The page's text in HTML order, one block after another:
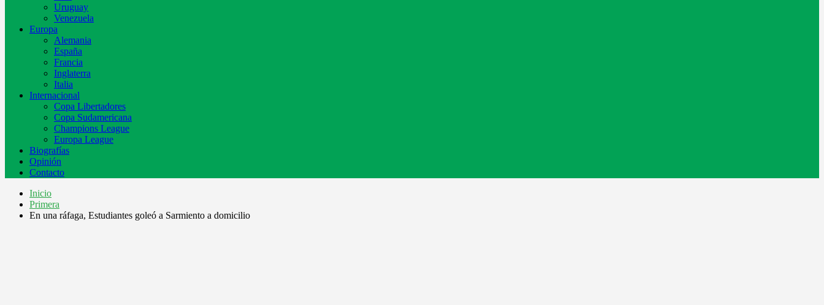
Uruguay
Venezuela
Europa
Alemania
España
Francia
Inglaterra
Italia
Internacional
Copa Libertadores
Copa Sudamericana
Champions League
Europa League
Biografías
Opinión
Contacto
Inicio
Primera
En una ráfaga, Estudiantes goleó a Sarmiento a domicilio